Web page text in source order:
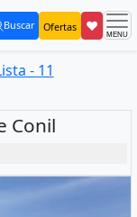
Buscar Ofertas ❤
- 11
Conil